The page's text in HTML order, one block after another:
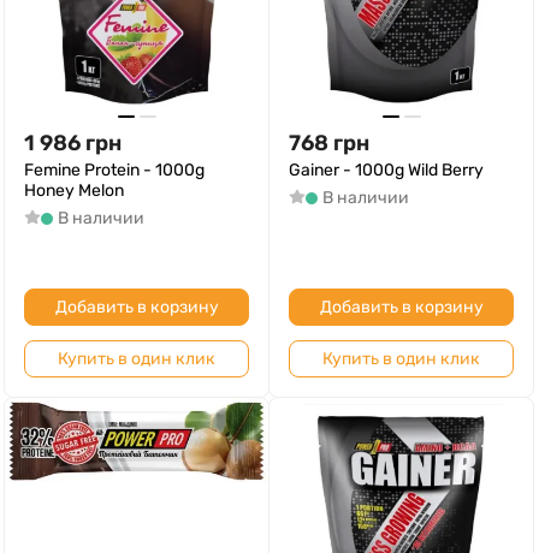
1 986 грн
Femine Protein - 1000g
Honey Melon
В наличии
Добавить в корзину
Купить в один клик
768 грн
Gainer - 1000g Wild Berry
В наличии
Добавить в корзину
Купить в один клик